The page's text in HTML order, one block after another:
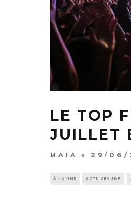
LE TOP
JUILLET
MAIA 29/06/
À LA UNE ACTU CHAUDE